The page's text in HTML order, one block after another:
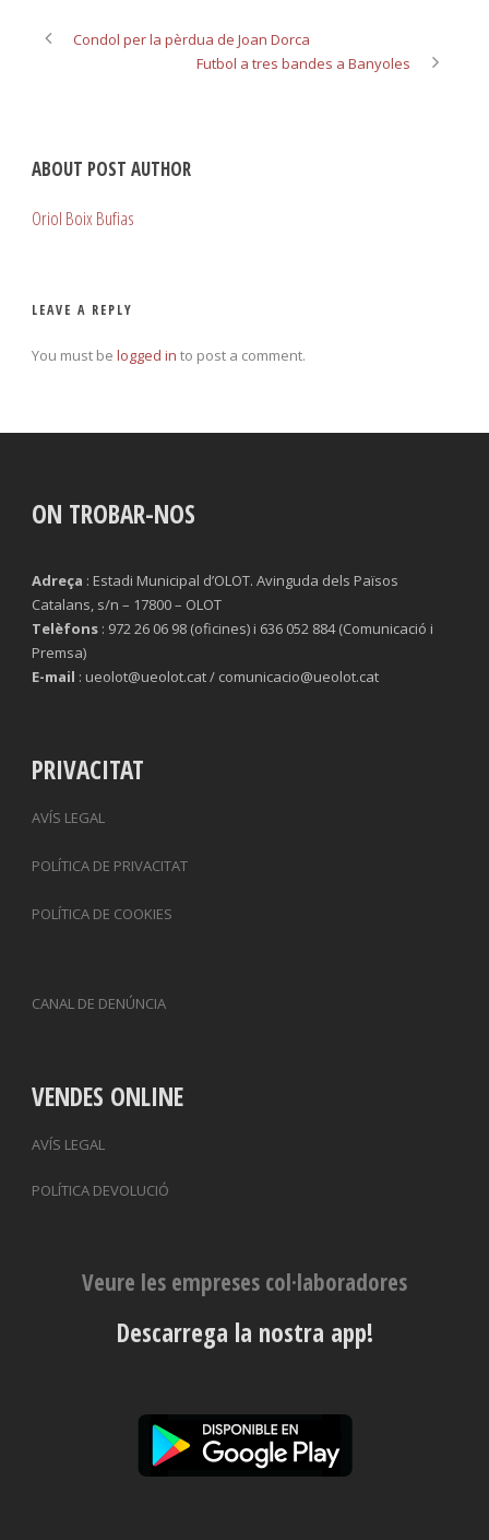
Condol per la pèrdua de Joan Dorca
Futbol a tres bandes a Banyoles
ABOUT POST AUTHOR
Oriol Boix Bufias
LEAVE A REPLY
You must be logged in to post a comment.
ON TROBAR-NOS
Adreça : Estadi Municipal d’OLOT. Avinguda dels Països
Catalans, s/n – 17800 – OLOT
Telèfons : 972 26 06 98 (oficines) i 636 052 884 (Comunicació i
Premsa)
E-mail : ueolot@ueolot.cat / comunicacio@ueolot.cat
PRIVACITAT
AVÍS LEGAL
POLÍTICA DE PRIVACITAT
POLÍTICA DE COOKIES
CANAL DE DENÚNCIA
VENDES ONLINE
AVÍS LEGAL
POLÍTICA DEVOLUCIÓ
Veure les empreses col·laboradores
Descarrega la nostra app!